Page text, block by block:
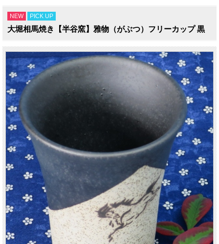
NEW PICK UP
大堀相馬焼き【半谷窯】雅物（がぶつ）フリーカップ 黒